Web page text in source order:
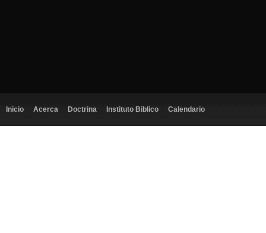
Inicio Acerca Doctrina Instituto Biblico Calendario